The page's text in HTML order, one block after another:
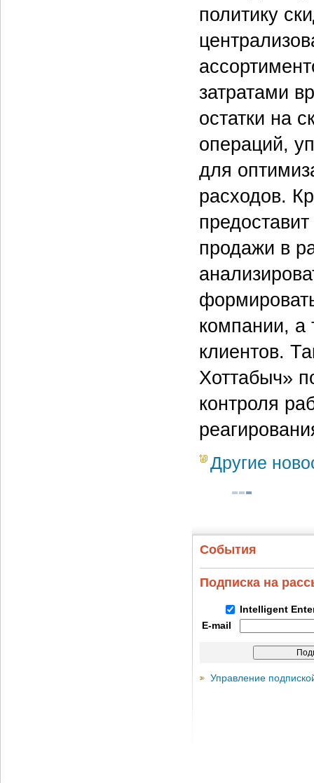
политику
затратами
остатки на
операций,
для
расходов.
продажи в
компании, а
клиентов.
Хоттабыч»
контроля
Другие
События
Подписка на
Intelligent
E-mail
Управление